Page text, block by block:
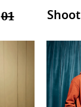
01 Shoot